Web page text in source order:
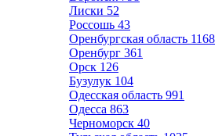
Лиски 52
Россошь 43
Оренбургская область 1168
Оренбург 361
Орск 126
Бузулук 104
Одесская область 991
Одесса 863
Черноморск 40